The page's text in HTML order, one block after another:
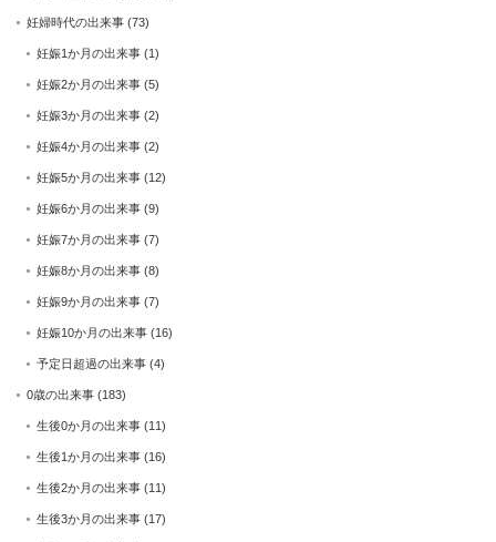
妊婦時代の出来事 (73)
妊娠1か月の出来事 (1)
妊娠2か月の出来事 (5)
妊娠3か月の出来事 (2)
妊娠4か月の出来事 (2)
妊娠5か月の出来事 (12)
妊娠6か月の出来事 (9)
妊娠7か月の出来事 (7)
妊娠8か月の出来事 (8)
妊娠9か月の出来事 (7)
妊娠10か月の出来事 (16)
予定日超過の出来事 (4)
0歳の出来事 (183)
生後0か月の出来事 (11)
生後1か月の出来事 (16)
生後2か月の出来事 (11)
生後3か月の出来事 (17)